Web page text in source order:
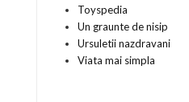
Toyspedia
Un graunte de nisip
Ursuletii nazdravani
Viata mai simpla